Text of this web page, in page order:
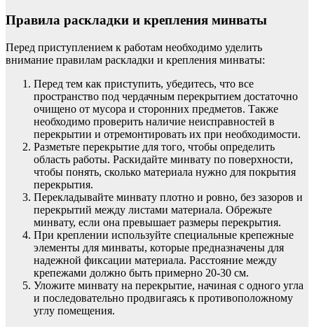
Правила раскладки и крепления минваты
Перед приступлением к работам необходимо уделить
внимание правилам раскладки и крепления минваты:
Перед тем как приступить, убедитесь, что все
пространство под чердачным перекрытием достаточно
очищено от мусора и сторонних предметов. Также
необходимо проверить наличие неисправностей в
перекрытии и отремонтировать их при необходимости.
Разметьте перекрытие для того, чтобы определить
область работы. Раскидайте минвату по поверхности,
чтобы понять, сколько материала нужно для покрытия
перекрытия.
Перекладывайте минвату плотно и ровно, без зазоров и
перекрытий между листами материала. Обрежьте
минвату, если она превышает размеры перекрытия.
При креплении используйте специальные крепежные
элементы для минваты, которые предназначены для
надежной фиксации материала. Расстояние между
крепежами должно быть примерно 20-30 см.
Уложите минвату на перекрытие, начиная с одного угла
и последовательно продвигаясь к противоположному
углу помещения.